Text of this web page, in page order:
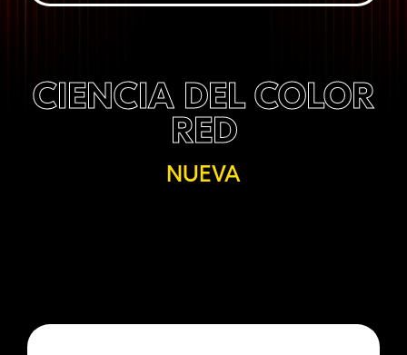
CIENCIA DEL COLOR
RED
NUEVA